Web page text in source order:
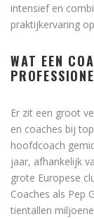
intensief en
praktijkervaring
WAT EEN
Er zit een groot
en coaches bij
hoofdcoach
jaar, afhankelijk
grote Europese
Coaches als Pep
tientallen